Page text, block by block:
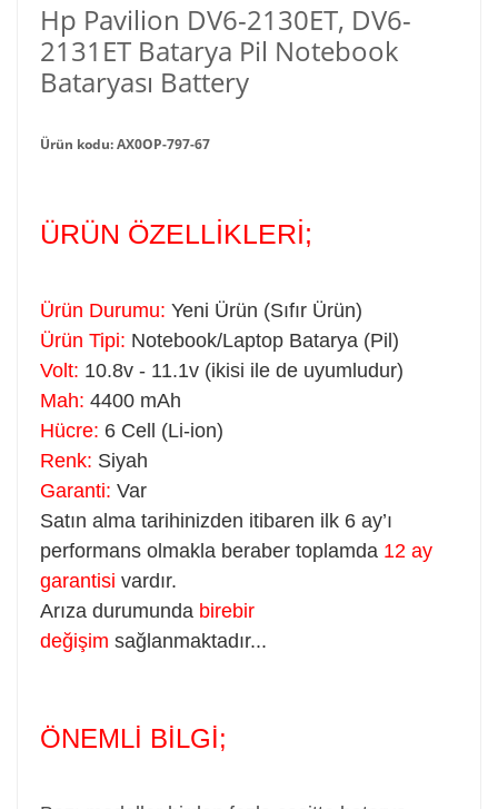
Hp Pavilion DV6-2130ET, DV6-
2131ET Batarya Pil Notebook
Bataryası Battery
Ürün kodu: AX0OP-797-67
ÜRÜN ÖZELLİKLERİ;
Ürün Durumu: Yeni Ürün (Sıfır Ürün)
Ürün Tipi: Notebook/Laptop Batarya (Pil)
Volt: 10.8v - 11.1v (ikisi ile de uyumludur)
Mah: 4400 mAh
Hücre: 6 Cell (Li-ion)
Renk: Siyah
Garanti: Var
Satın alma tarihinizden itibaren ilk 6 ay’ı
performans olmakla beraber toplamda 12 ay
garantisi vardır.
Arıza durumunda birebir
değişim sağlanmaktadır...
ÖNEMLİ BİLGİ;